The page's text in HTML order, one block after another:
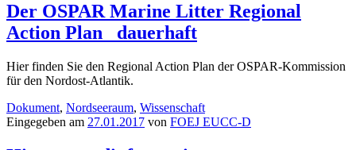
Der OSPAR Marine Litter Regional
Action Plan dauerhaft
Hier finden Sie den Regional Action Plan der OSPAR-Kommission
für den Nordost-Atlantik.
Dokument, Nordseeraum, Wissenschaft
Eingegeben am 27.01.2017 von FOEJ EUCC-D